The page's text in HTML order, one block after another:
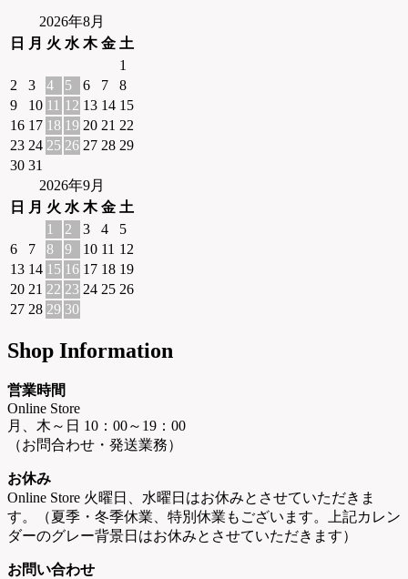
2026年8月
日
月 火 水 木 金 土
1
2
3 4 5 6 7
8
9
10 11 12 13 14 15
16 17 18 19 20 21 22
23 24 25 26 27 28 29
30 31
2026年9月
日
月 火 水 木 金 土
1
2 3 4
5
6
7 8 9 10 11 12
13 14 15 16 17 18 19
20 21 22 23 24 25 26
27 28 29 30
Shop Information
営業時間
Online Store
月、木～日 10：00～19：00
（お問合わせ・発送業務）
お休み
Online Store 火曜日、水曜日はお休みとさせていただきま
す。（夏季・冬季休業、特別休業もございます。上記カレン
ダーのグレー背景日はお休みとさせていただきます）
お問い合わせ